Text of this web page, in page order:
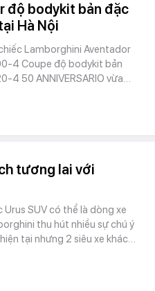
độ bodykit bản đặc
Hà Nội
Lamborghini Aventador
4 Coupe độ bodykit bản
4 50 ANNIVERSARIO vừa…
tương lai với
Urus SUV có thể là dòng xe
thu hút nhiều sự chú ý
tại nhưng 2 siêu xe khác…